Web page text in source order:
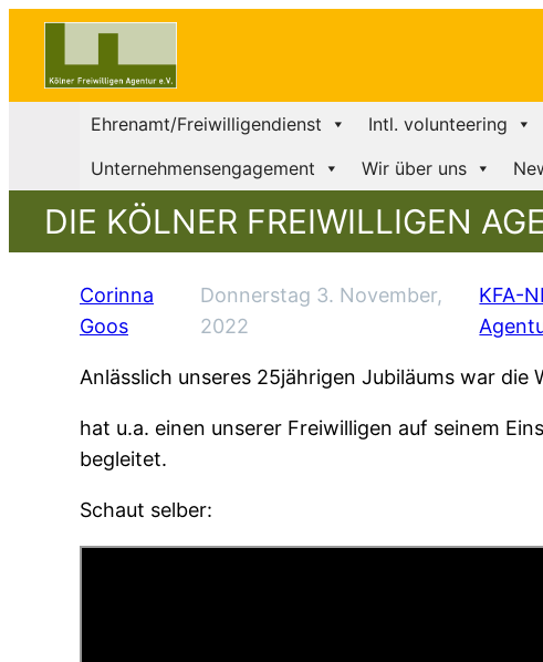
Ehrenamt/Freiwilligendienst Intl. volunteering
Unternehmensengagement
Wir über uns
DIE KÖLNER FREIWILLIGEN
Corinna
Goos
Donnerstag 3. November,
2022
KFA-
Anlässlich unseres 25jährigen Jubiläums war die
hat u.a. einen unserer Freiwilligen auf seinem
begleitet.
Schaut selber: